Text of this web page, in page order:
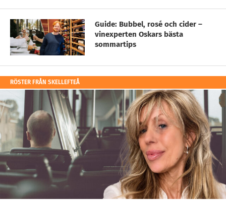
Guide: Bubbel, rosé och cider –
vinexperten Oskars bästa
sommartips
RÖSTER FRÅN SKELLEFTEÅ